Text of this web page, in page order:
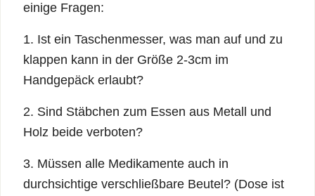
einige Fragen:
1. Ist ein Taschenmesser, was man auf und zu
klappen kann in der Größe 2-3cm im
Handgepäck erlaubt?
2. Sind Stäbchen zum Essen aus Metall und
Holz beide verboten?
3. Müssen alle Medikamente auch in
durchsichtige verschließbare Beutel? (Dose ist